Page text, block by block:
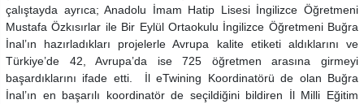
çalıştayda ayrıca; Anadolu İmam Hatip Lisesi İngilizce Öğretmeni
Mustafa Özkısırlar ile Bir Eylül Ortaokulu İngilizce Öğretmeni Buğra
İnal’ın hazırladıkları projelerle Avrupa kalite etiketi aldıklarını ve
Türkiye’de 42, Avrupa’da ise 725 öğretmen arasına girmeyi
başardıklarını ifade etti. İl eTwining Koordinatörü de olan Buğra
İnal’ın en başarılı koordinatör de seçildiğini bildiren İl Milli Eğitim